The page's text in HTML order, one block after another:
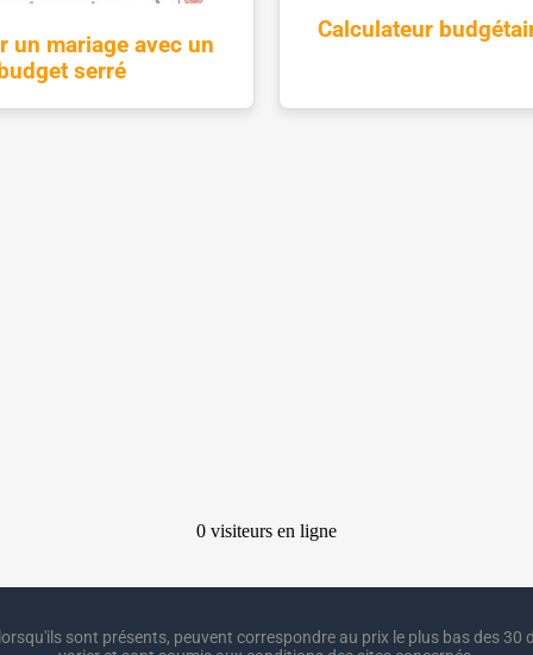
un mariage avec un
serré
Calculateur
sont présents, peuvent correspondre au prix le plus bas des 30